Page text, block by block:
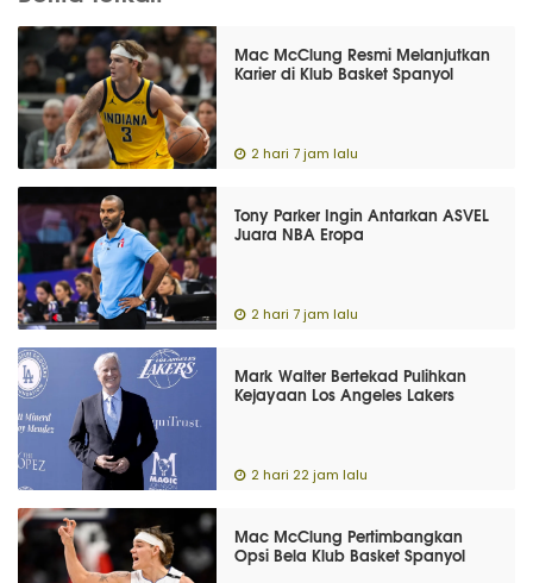
Mac McClung Resmi Melanjutkan
Karier di Klub Basket Spanyol
2 hari 7 jam lalu
Tony Parker Ingin Antarkan ASVEL
Juara NBA Eropa
2 hari 7 jam lalu
Mark Walter Bertekad Pulihkan
Kejayaan Los Angeles Lakers
2 hari 22 jam lalu
Mac McClung Pertimbangkan
Opsi Bela Klub Basket Spanyol